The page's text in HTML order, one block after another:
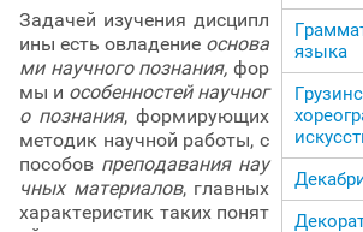
Задачей изучения дисципл
ины есть овладение основа
ми научного познания, фор
мы и особенностей научног
о познания, формирующих
методик научной работы, с
пособов преподавания нау
чных материалов, главных
характеристик таких понят
языка